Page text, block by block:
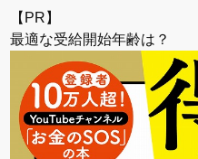
【PR】
最適な受給開始年齢は？